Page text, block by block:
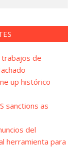
trabajos de
up histórico
sanctions as
del
herramienta para